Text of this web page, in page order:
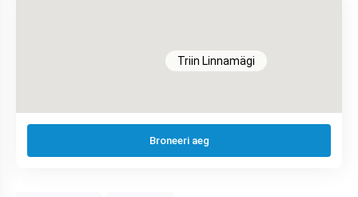
Triin Linnamägi
Broneeri aeg